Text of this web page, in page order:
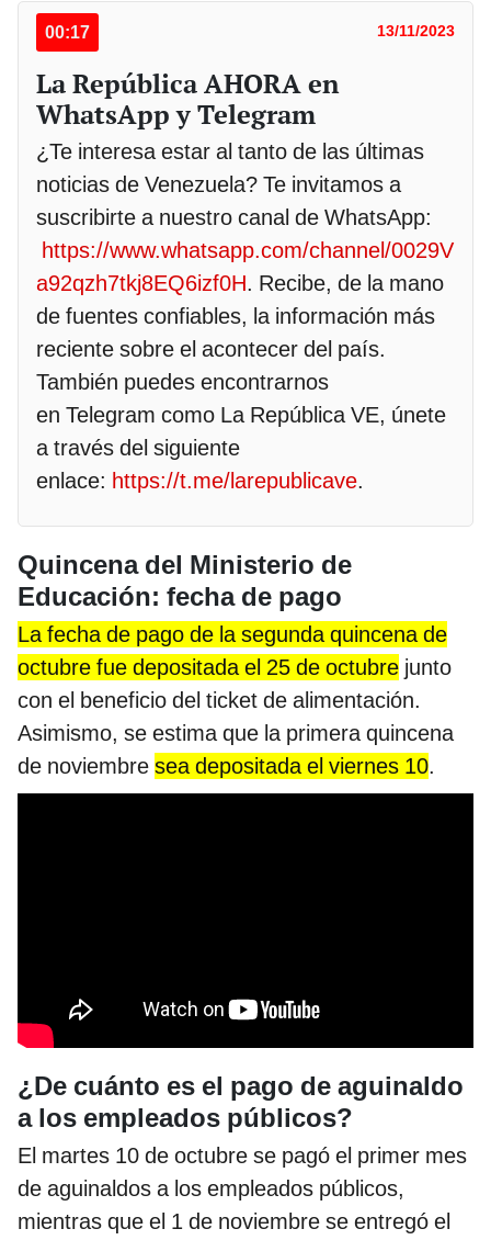
00:17 13/11/2023
La República AHORA en
WhatsApp y Telegram
¿Te interesa estar al tanto de las últimas
noticias de Venezuela? Te invitamos a
suscribirte a nuestro canal de WhatsApp:
https://www.whatsapp.com/channel/0029V
a92qzh7tkj8EQ6izf0H. Recibe, de la mano
de fuentes confiables, la información más
reciente sobre el acontecer del país.
También puedes encontrarnos
en Telegram como La República VE, únete
a través del siguiente
enlace: https://t.me/larepublicave.
Quincena del Ministerio de
Educación: fecha de pago
La fecha de pago de la segunda quincena de
octubre fue depositada el 25 de octubre junto
con el beneficio del ticket de alimentación.
Asimismo, se estima que la primera quincena
de noviembre sea depositada el viernes 10.
¿De cuánto es el pago de aguinaldo
a los empleados públicos?
El martes 10 de octubre se pagó el primer mes
de aguinaldos a los empleados públicos,
mientras que el 1 de noviembre se entregó el